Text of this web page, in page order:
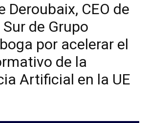
Deroubaix, CEO de
de Grupo
por acelerar el
de la
Artificial en la UE